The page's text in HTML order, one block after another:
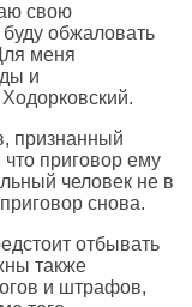
свою
обжаловать
меня
и
признанный
приговор ему
человек не в
снова.
отбывать
также
и штрафов,